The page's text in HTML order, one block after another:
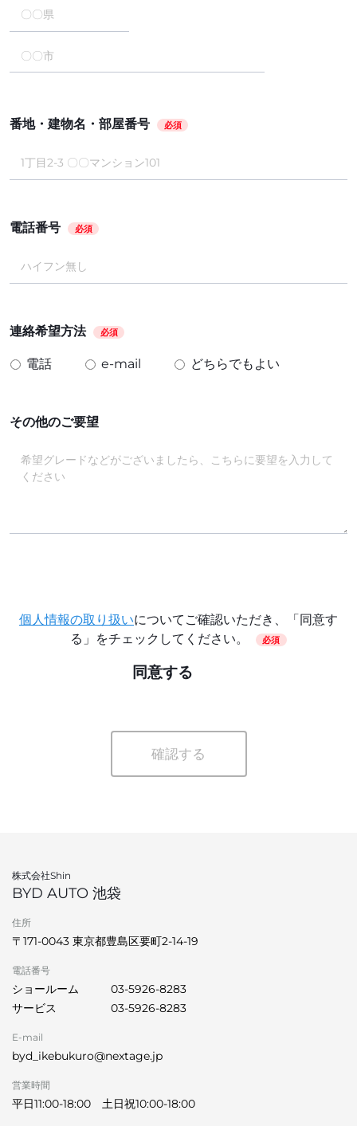
番地・建物名・部屋番号 必須
電話番号 必須
連絡希望方法 必須
電話 e-mail どちらでもよい
その他のご要望
個人情報の取り扱いについてご確認いただき、「同意す
る」をチェックしてください。
必須
同意する
確認する
株式会社Shin
BYD AUTO 池袋
住所
〒171-0043 東京都豊島区要町2-14-19
電話番号
ショールーム
03-5926-8283
サービス
03-5926-8283
E-mail
byd_ikebukuro@nextage.jp
営業時間
平日11:00-18:00 土日祝10:00-18:00